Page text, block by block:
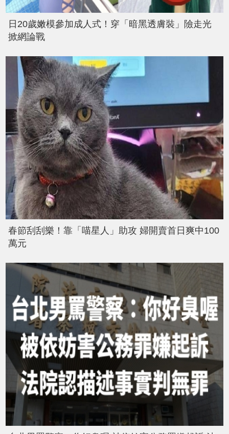
日20歲嫩模參加成人式！穿「暗黑透膚裝」險走光
掀網論戰
春節刮刮樂！靠「喵星人」助攻 婦開賣首日爽中100
萬元